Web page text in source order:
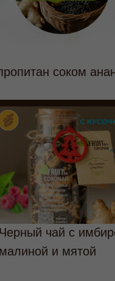
соком
Черный чай с
малиной и мятой